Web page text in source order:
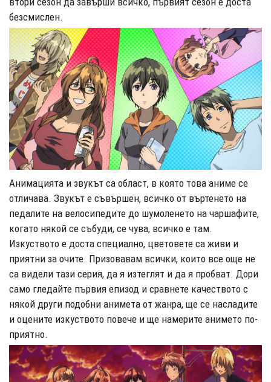
безсмислен.
Анимацията и звукът са област, в която това аниме се
отличава. Звукът е съвършен, всичко от въртенето на
педалите на велосипедите до шумоленето на чаршафите,
когато някой се събуди, се чува, всичко е там.
Изкуството е доста специално, цветовете са живи и
приятни за очите. Призовавам всички, които все още не
са видели тази серия, да я изтеглят и да я пробват. Дори
само гледайте първия епизод и сравнете качеството с
някой други подобни анимета от жанра, ще се насладите
и оцените изкуството повече и ще намерите анимето по-
приятно.